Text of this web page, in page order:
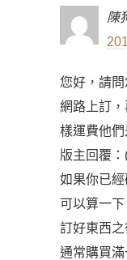
陳
您好，請
網路上訂
樣運費他
版主回覆
如果你已
可以算一
訂好東西
通常購買